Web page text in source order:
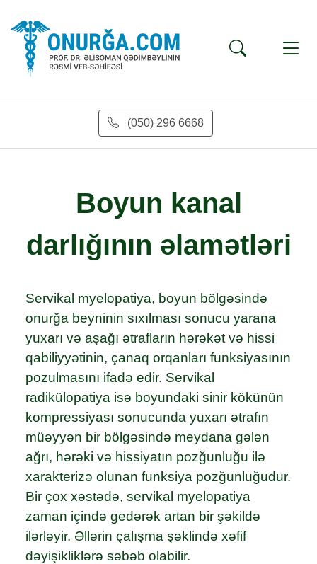
(050) 296 6668
Boyun kanal
darlığının əlamətləri
Servikal myelopatiya, boyun bölgəsində
onurğa beyninin sıxılması sonucu yarana
yuxarı və aşağı ətrafların hərəkət və hissi
qabiliyyətinin, çanaq orqanları funksiyasının
pozulmasını ifadə edir. Servikal
radikülopatiya isə boyundaki sinir kökünün
kompressiyası sonucunda yuxarı ətrafın
müəyyən bir bölgəsində meydana gələn
ağrı, hərəki və hissiyatın pozğunluğu ilə
xarakterizə olunan funksiya pozğunluğudur.
Bir çox xəstədə, servikal myelopatiya
zaman içində gedərək artan bir şəkildə
ilərləyir. Əllərin çalışma şəklində xəfif
dəyişikliklərə səbəb olabilir.